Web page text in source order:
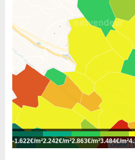
Leaflet|
-1.622€/m²2.242€/m²2.863€/m²3.484€/m²